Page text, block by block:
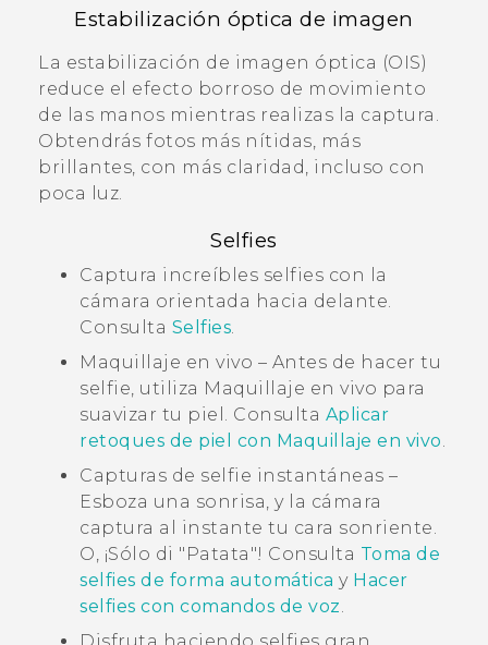
Estabilización óptica de imagen
La estabilización de imagen óptica (OIS)
reduce el efecto borroso de movimiento
de las manos mientras realizas la captura.
Obtendrás fotos más nítidas, más
brillantes, con más claridad, incluso con
poca luz.
Selfies
Captura increíbles selfies con la
cámara orientada hacia delante.
Consulta Selfies.
Maquillaje en vivo – Antes de hacer tu
selfie, utiliza Maquillaje en vivo para
suavizar tu piel. Consulta Aplicar
retoques de piel con Maquillaje en vivo.
Capturas de selfie instantáneas –
Esboza una sonrisa, y la cámara
captura al instante tu cara sonriente.
O, ¡Sólo di "‍Patata"‍! Consulta Toma de
selfies de forma automática y Hacer
selfies con comandos de voz.